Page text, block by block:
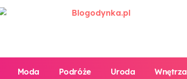
Moda Podróże Uroda Wnętrza